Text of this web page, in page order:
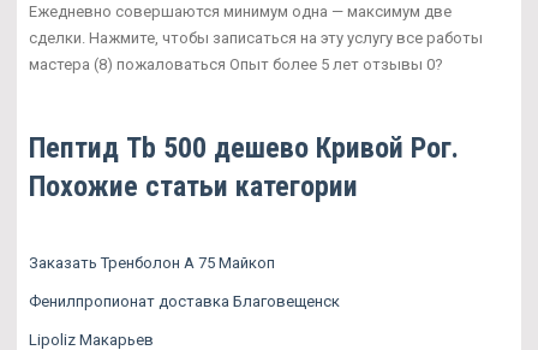
Ежедневно совершаются минимум одна — максимум две
сделки. Нажмите, чтобы записаться на эту услугу все работы
мастера (8) пожаловаться Опыт более 5 лет отзывы 0?
Пептид Tb 500 дешево Кривой Рог.
Похожие статьи категории
Заказать Тренболон A 75 Майкоп
Фенилпропионат доставка Благовещенск
Lipoliz Макарьев